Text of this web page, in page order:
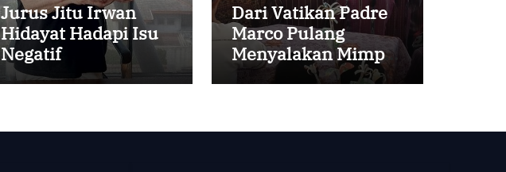
Jurus Jitu Irwan
Hidayat Hadapi Isu
Negatif
Dari Vatikan Padre
Marco Pulang
Menyalakan Mimpi
Anak-anak Desa